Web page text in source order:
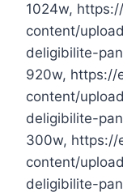
1024w,
content/
deligibilite-
920w, https://
content/
deligibilite-
300w, https://
content/
deligibilite-